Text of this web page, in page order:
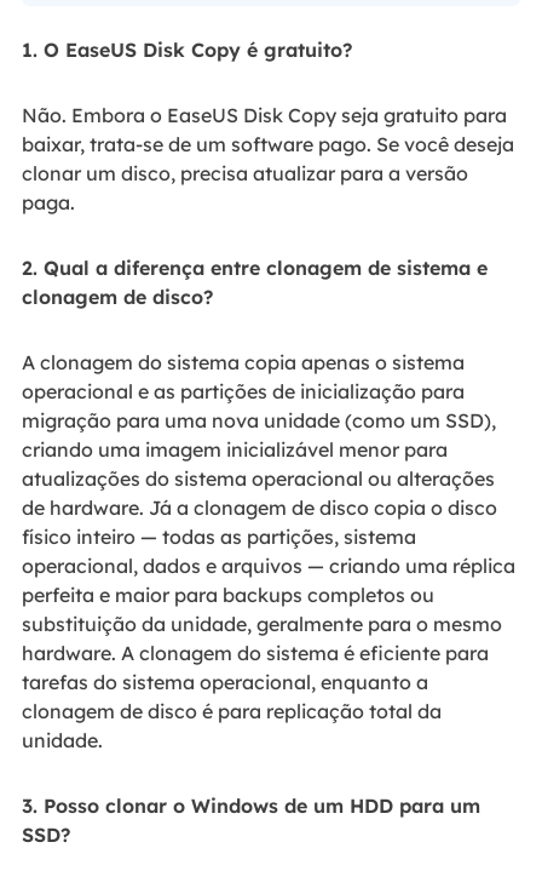
1. O EaseUS Disk Copy é gratuito?
Não. Embora o EaseUS Disk Copy seja gratuito para
baixar, trata-se de um software pago. Se você deseja
clonar um disco, precisa atualizar para a versão
paga.
2. Qual a diferença entre clonagem de sistema e
clonagem de disco?
A clonagem do sistema copia apenas o sistema
operacional e as partições de inicialização para
migração para uma nova unidade (como um SSD),
criando uma imagem inicializável menor para
atualizações do sistema operacional ou alterações
de hardware. Já a clonagem de disco copia o disco
físico inteiro — todas as partições, sistema
operacional, dados e arquivos — criando uma réplica
perfeita e maior para backups completos ou
substituição da unidade, geralmente para o mesmo
hardware. A clonagem do sistema é eficiente para
tarefas do sistema operacional, enquanto a
clonagem de disco é para replicação total da
unidade.
3. Posso clonar o Windows de um HDD para um
SSD?